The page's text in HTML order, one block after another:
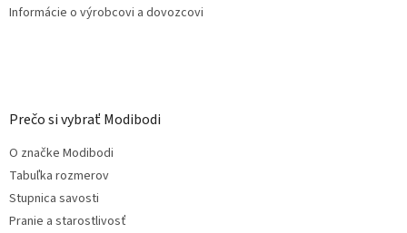
Informácie o výrobcovi a dovozcovi
Prečo si vybrať Modibodi
O značke Modibodi
Tabuľka rozmerov
Stupnica savosti
Pranie a starostlivosť